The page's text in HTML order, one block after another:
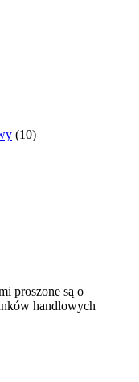
(10)
proszone są o
handlowych